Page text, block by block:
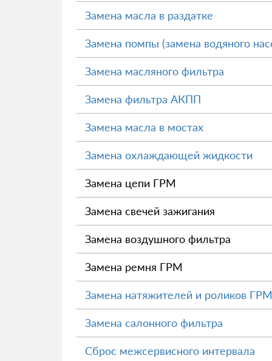
Замена масла в раздатке
Замена помпы (замена водяного
Замена масляного фильтра
Замена фильтра АКПП
Замена масла в мостах
Замена охлаждающей жидкости
Замена цепи ГРМ
Замена свечей зажигания
Замена воздушного фильтра
Замена ремня ГРМ
Замена натяжителей и роликов ГРМ
Замена салонного фильтра
Сброс межсервисного интервала